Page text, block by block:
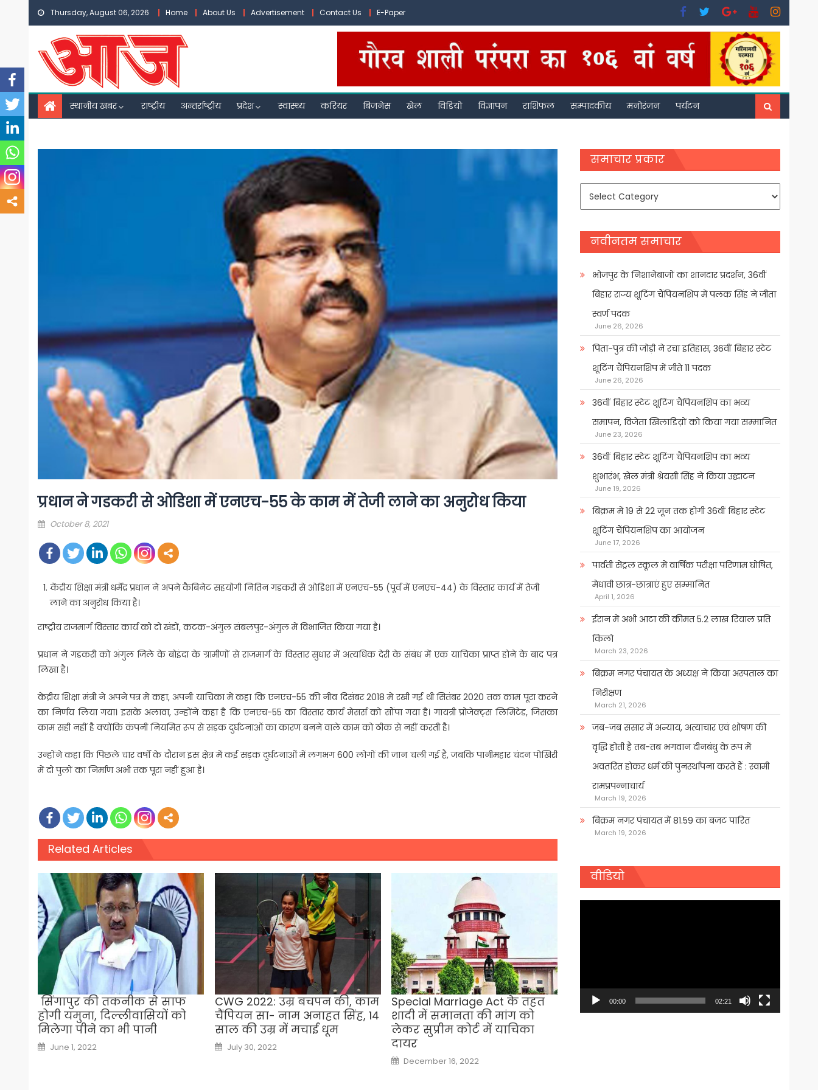
Skip
content
Thursday, August 06, 2026 Home About Us Advertisement Contact Us E-Paper
स्थानीय खबर राष्ट्रीय अन्तर्राष्ट्रीय प्रदेश स्वास्थ्य करियर बिजनेस खेल विडियो विज्ञापन राशिफल सम्पादकीय मनोरंजन पर्यटन
प्रधान ने गडकरी से ओडिशा में एनएच-55 के काम में तेजी लाने का अनुरोध किया
Posted
October 8, 2021
केंद्रीय शिक्षा मंत्री धर्मेंद्र प्रधान ने अपने कैबिनेट सहयोगी नितिन गडकरी से ओडिशा में एनएच-55 (पूर्व में एनएच-44) के विस्तार कार्य में तेजी
लाने का अनुरोध किया है।
राष्ट्रीय राजमार्ग विस्तार कार्य को दो खंडों, कटक-अंगुल संबलपुर-अंगुल में विभाजित किया गया है।
प्रधान ने गडकरी को अंगुल जिले के बोइंदा के ग्रामीणों से राजमार्ग के विस्तार सुधार में अत्यधिक देरी के संबंध में एक याचिका प्राप्त होने के बाद पत्र
लिखा है।
केंद्रीय शिक्षा मंत्री ने अपने पत्र में कहा, अपनी याचिका में कहा कि एनएच-55 की नींव दिसंबर 2018 में रखी गई थी सितंबर 2020 तक काम पूरा करने
का निर्णय लिया गया। इसके अलावा, उन्होंने कहा है कि एनएच-55 का विस्तार कार्य मेसर्स को सौंपा गया है। गायत्री प्रोजेक्ट्स लिमिटेड, जिसका
काम सही नहीं है क्योंकि कंपनी नियमित रूप से सड़क दुर्घटनाओं का कारण बनने वाले काम को ठीक से नहीं करती है।
उन्होंने कहा कि पिछले चार वर्षों के दौरान इस क्षेत्र में कई सड़क दुर्घटनाओं में लगभग 600 लोगों की जान चली गई है, जबकि पानीमहार चंदन पोखिरी
में दो पुलों का निर्माण अभी तक पूरा नहीं हुआ है।
Related Articles
सिंगापुर की तकनीक से साफ
होगी यमुना, दिल्लीवासियों को
मिलेगा पीने का भी पानी
Posted
on
June 1, 2022
CWG 2022: उम्र बचपन की, काम
चैंपियन सा- नाम अनाहत सिंह, 14
साल की उम्र में मचाई धूम
Posted
on
July 30, 2022
Special Marriage Act के तहत
शादी में समानता की मांग को
लेकर सुप्रीम कोर्ट में याचिका
दायर
Posted
on
December 16, 2022
समाचार प्रकार
समाचार
नवीनतम समाचार
भोजपुर के निशानेबाजों का शानदार प्रदर्शन, 36वीं
बिहार राज्य शूटिंग चैंपियनशिप में पलक सिंह ने जीता
स्वर्ण पदक
June 26, 2026
पिता-पुत्र की जोड़ी ने रचा इतिहास, 36वीं बिहार स्टेट
शूटिंग चैंपियनशिप में जीते 11 पदक
June 26, 2026
36वीं बिहार स्टेट शूटिंग चैंपियनशिप का भव्य
समापन, विजेता खिलाडिय़ों को किया गया सम्मानित
June 23, 2026
36वीं बिहार स्टेट शूटिंग चैंपियनशिप का भव्य
शुभारंभ, खेल मंत्री श्रेयसी सिंह ने किया उद्घाटन
June 19, 2026
बिक्रम में 19 से 22 जून तक होगी 36वीं बिहार स्टेट
शूटिंग चैंपियनशिप का आयोजन
June 17, 2026
पार्वती सेंट्रल स्कूल में वार्षिक परीक्षा परिणाम घोषित,
मेधावी छात्र-छात्राएं हुए सम्मानित
April 1, 2026
ईरान में अभी आटा की कीमत 5.2 लाख रियाल प्रति
किलो
March 23, 2026
बिक्रम नगर पंचायत के अध्यक्ष ने किया अस्पताल का
निरीक्षण
March 21, 2026
जब-जब संसार में अन्याय, अत्याचार एवं शोषण की
वृद्धि होती है तब-तब भगवान दीनबंधु के रूप में
अवतरित होकर धर्म की पुनर्स्थापना करते हैं : स्वामी
रामप्रपन्नाचार्य
March 19, 2026
बिक्रम नगर पंचायत में 81.59 का बजट पारित
March 19, 2026
वीडियो
00:00 02:21